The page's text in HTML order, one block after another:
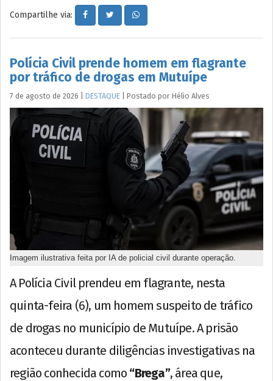
Compartilhe via:
Polícia Civil prende homem em flagrante
por tráfico de drogas em Mutuípe
7 de agosto de 2026 DESTAQUE Postado por Hélio Alves
Imagem ilustrativa feita por IA de policial civil durante operação.
A Polícia Civil prendeu em flagrante, nesta
quinta-feira (6), um homem suspeito de tráfico
de drogas no município de Mutuípe. A prisão
aconteceu durante diligências investigativas na
região conhecida como “Brega”, área que,